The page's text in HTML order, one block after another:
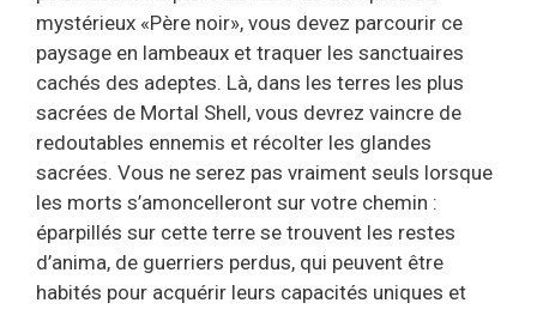
mystérieux «Père noir», vous devez parcourir ce
paysage en lambeaux et traquer les sanctuaires
cachés des adeptes. Là, dans les terres les plus
sacrées de Mortal Shell, vous devrez vaincre de
redoutables ennemis et récolter les glandes
sacrées. Vous ne serez pas vraiment seuls lorsque
les morts s’amoncelleront sur votre chemin :
éparpillés sur cette terre se trouvent les restes
d’anima, de guerriers perdus, qui peuvent être
habités pour acquérir leurs capacités uniques et